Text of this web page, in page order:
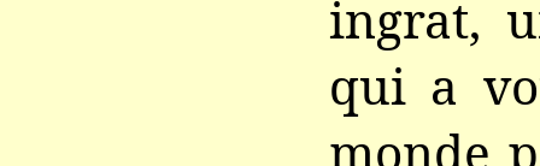
ingrat,
qui a
monde